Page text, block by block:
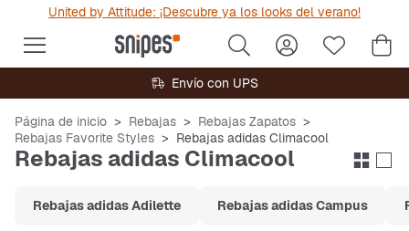
United by Attitude: ¡Descubre ya los looks del verano!
Envío con UPS
Página de inicio Rebajas
Rebajas Zapatos
Rebajas Favorite Styles
Rebajas adidas Climacool
Rebajas adidas Climacool
Rebajas adidas Adilette Rebajas adidas Campus